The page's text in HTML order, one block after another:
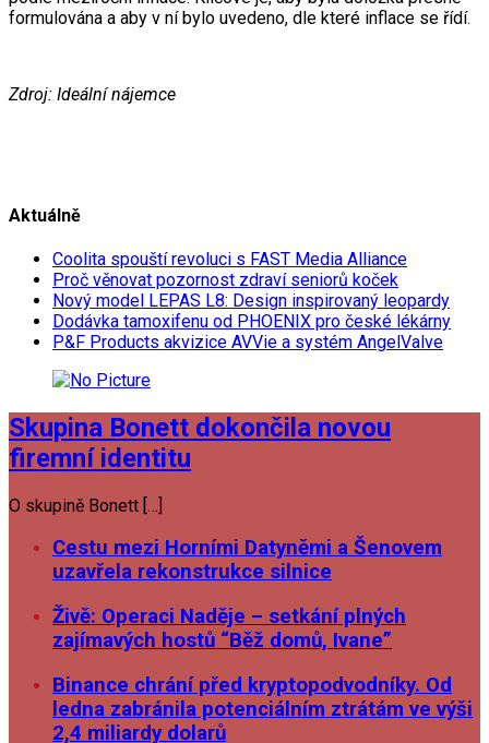
formulována a aby v ní bylo uvedeno, dle které inflace se řídí.
Zdroj: Ideální nájemce
Aktuálně
Coolita spouští revoluci s FAST Media Alliance
Proč věnovat pozornost zdraví seniorů koček
Nový model LEPAS L8: Design inspirovaný leopardy
Dodávka tamoxifenu od PHOENIX pro české lékárny
P&F Products akvizice AVVie a systém AngelValve
Skupina Bonett dokončila novou
firemní identitu
O skupině Bonett […]
Cestu mezi Horními Datyněmi a Šenovem
uzavřela rekonstrukce silnice
Živě: Operaci Naděje – setkání plných
zajímavých hostů “Běž domů, Ivane”
Binance chrání před kryptopodvodníky. Od
ledna zabránila potenciálním ztrátám ve výši
2,4 miliardy dolarů